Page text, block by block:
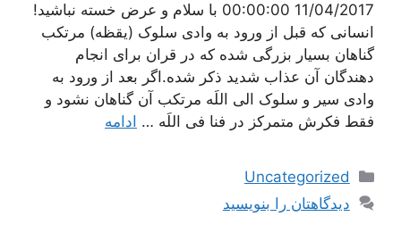
11/04/2017 00:00:00 با سلام و عرض خسته نباشید!
انسانی که قبل از ورود به وادی سلوک (یقظه) مرتکب
گناهان بسیار بزرگی شده که در قران برای انجام
دهندگان آن عذاب شدید ذکر شده.اگر بعد از ورود به
وادی سیر و سلوک الی اللَه مرتکب آن گناهان نشود و
فقط فکرش متمرکز در فنا فی اللَه … ادامه
دسته‌ها
Uncategorized
دیدگاهتان را بنویسید